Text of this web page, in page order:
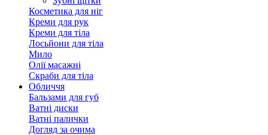
Косметика для ніг
Креми для рук
Креми для тіла
Лосьйони для тіла
Мило
Олії масажні
Скраби для тіла
Обличчя
Бальзами для губ
Ватні диски
Ватні палички
Догляд за очима